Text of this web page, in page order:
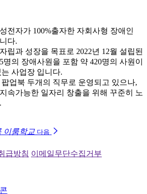
전자가 100%출자한 자회사형 장애인
다.
립과 성장을 목표로 2022년 12월 설립된
명의 장애사원을 포함 약 420명의 사원이
사업장 입니다.
업북 두개의 직무로 운영되고 있으나,
속가능한 일자리 창출을 위해 꾸준히 노
이룸학교 다음
급방침 이메일무단수집거부